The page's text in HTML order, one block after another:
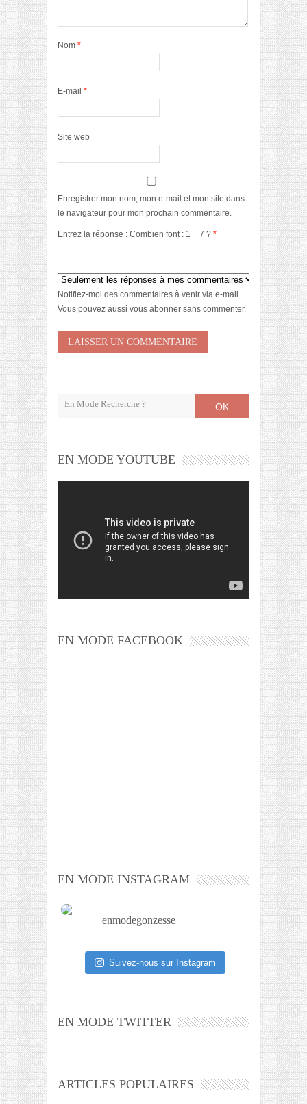
Nom *
E-mail *
Site web
Enregistrer mon nom, mon e-mail et mon site dans
le navigateur pour mon prochain commentaire.
Entrez la réponse : Combien font : 1 + 7 ? *
Notifiez-moi des commentaires à venir via e-mail.
Vous pouvez aussi vous abonner sans commenter.
OK
EN MODE YOUTUBE
EN MODE FACEBOOK
EN MODE INSTAGRAM
enmodegonzesse
Suivez-nous sur Instagram
EN MODE TWITTER
ARTICLES POPULAIRES